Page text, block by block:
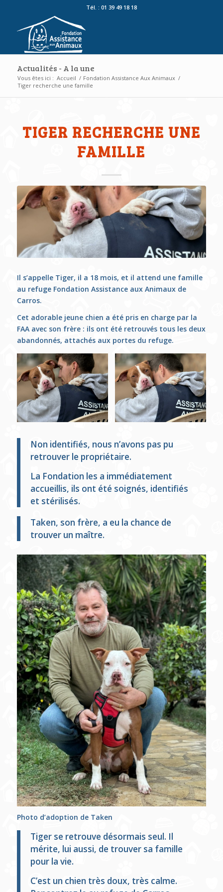
Tél. : 01 39 49 18 18
Actualités - A la une
Vous êtes ici : Accueil / Fondation Assistance Aux Animaux /
Tiger recherche une famille
TIGER RECHERCHE UNE
FAMILLE
Il s’appelle Tiger, il a 18 mois, et il attend une famille
au refuge Fondation Assistance aux Animaux de
Carros.
Cet adorable jeune chien a été pris en charge par la
FAA avec son frère : ils ont été retrouvés tous les deux
abandonnés, attachés aux portes du refuge.
Non identifiés, nous n’avons pas pu
retrouver le propriétaire.
La Fondation les a immédiatement
accueillis, ils ont été soignés, identifiés
et stérilisés.
Taken, son frère, a eu la chance de
trouver un maître.
Photo d’adoption de Taken
Tiger se retrouve désormais seul. Il
mérite, lui aussi, de trouver sa famille
pour la vie.
C’est un chien très doux, très calme.